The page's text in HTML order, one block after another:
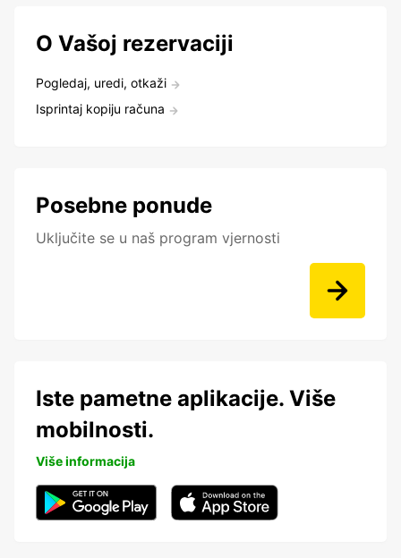
O Vašoj rezervaciji
Pogledaj, uredi, otkaži
Isprintaj kopiju računa
Posebne ponude
Uključite se u naš program vjernosti
Iste pametne aplikacije. Više
mobilnosti.
Više informacija